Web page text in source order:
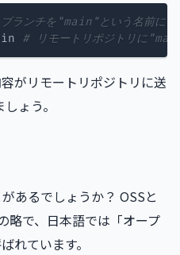
ランチを"main"という名前にす
# リモートリポジトリに
がリモートリポジトリに送
ょう。
あるでしょうか？ OSSと
で、日本語では「オープ
れています。